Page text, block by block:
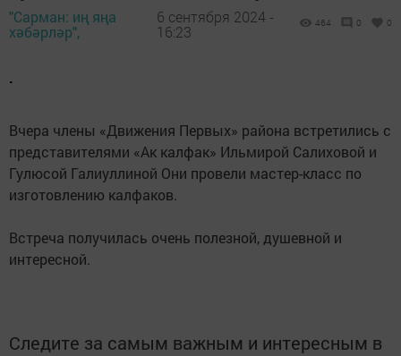
"Сарман: иң яңа
хәбәрләр",
6 сентября 2024 -
16:23
464 0 0
.
Вчера члены «Движения Первых» района встретились с
представителями «Ак калфак» Ильмирой Салиховой и
Гулюсой Галиуллиной Они провели мастер-класс по
изготовлению калфаков.
Встреча получилась очень полезной, душевной и
интересной.
Следите за самым важным и интересным в